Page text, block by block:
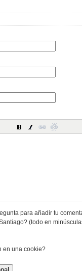
para añadir tu
(todo en
en una cookie?